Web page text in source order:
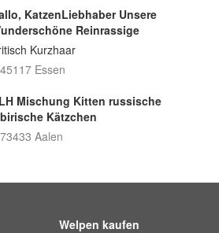
KatzenLiebhaber Unsere
Reinrassige
Kurzhaar
Essen
Mischung Kitten russische
Kätzchen
Aalen
Welpen kaufen